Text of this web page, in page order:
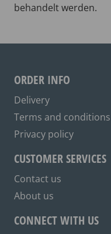
behandelt werden.
ORDER INFO
Delivery
Terms and conditions
Privacy policy
CUSTOMER SERVICES
Contact us
About us
CONNECT WITH US